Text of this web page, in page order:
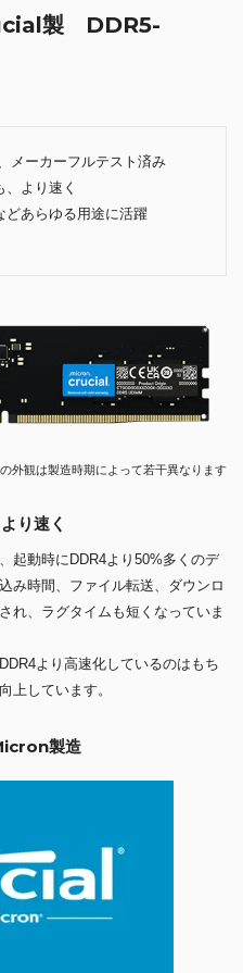
製 DDR5-
メーカーフルテスト済み
より速く
どあらゆる用途に活躍
外観は製造時期によって若干異なります
り速く
起動時にDDR4より50%多くのデ
み時間、ファイル転送、ダウンロ
れ、ラグタイムも短くなっていま
より高速化しているのはもち
上しています。
製造